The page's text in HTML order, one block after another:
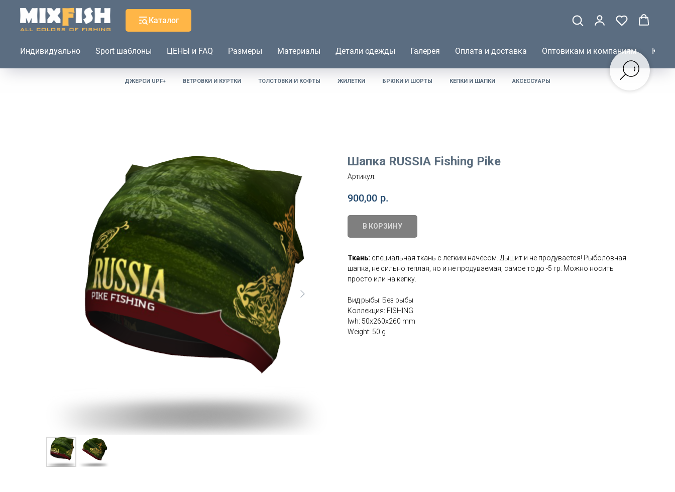
Каталог
Индивидуально Sport шаблоны ЦЕНЫ и FAQ Размеры Материалы Детали одежды Галерея Оплата и доставка Оптовикам и компаниям
ДЖЕРСИ UPF+ ВЕТРОВКИ И КУРТКИ ТОЛСТОВКИ И КОФТЫ ЖИЛЕТКИ БРЮКИ И ШОРТЫ КЕПКИ И ШАПКИ АКСЕССУАРЫ
Шапка RUSSIA Fishing Pike
Артикул:
900,00 р.
В КОРЗИНУ
Ткань: специальная ткань с легким начёсом. Дышит и не продувается! Рыболовная
шапка, не сильно теплая, но и не продуваемая, самое то до -5 гр. Можно носить
просто или на кепку.
Вид рыбы: Без рыбы
Коллекция: FISHING
lwh: 50x260x260 mm
Weight: 50 g